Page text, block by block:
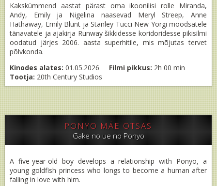
Kakskümmend aastat pärast oma ikoonilisi rolle Miranda,
Andy, Emily ja Nigelina naasevad Meryl Streep, Anne
Hathaway, Emily Blunt ja Stanley Tucci New Yorgi moodsatele
tänavatele ja ajakirja Runway šikkidesse koridoridesse pikisilmi
oodatud järjes 2006. aasta superhitile, mis mõjutas tervet
põlvkonda.
Kinodes alates: 01.05.2026 Filmi pikkus: 2h 00 min
Tootja: 20th Century Studios
PONYO MÄE OTSAS
Gake no ue no Ponyo
A five-year-old boy develops a relationship with Ponyo, a
young goldfish princess who longs to become a human after
falling in love with him.